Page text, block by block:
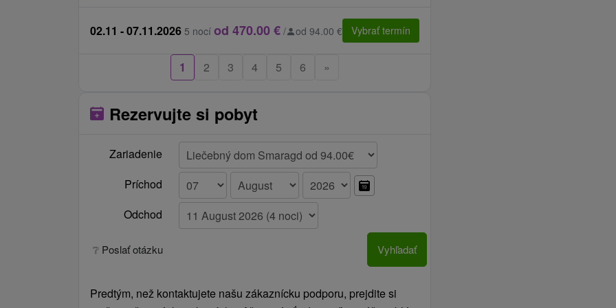
02.11 - 07.11.2026 5 nocí od 470.00 € / od 94.00 € Vybrať termín
1 2 3 4 5 6 »
Rezervujte si pobyt
Zariadenie
Príchod
Odchod
❔ Poslať otázku Vyhľadať
Predtým, než kontaktujete našu zákaznícku podporu, prejdite si